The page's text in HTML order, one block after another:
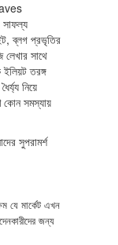
ব্লগ প্রভৃতির
লেখার সাথে
তরঙ্গ
নিয়ে
কোন সমস্যায়
সুপরামর্শ
যে মার্কেট এখন
জন্য